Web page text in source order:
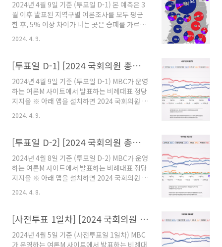
갈상돈 : 박대출 ※ 아래 앱을 설치하면 2024 국
회의원 총선거 선거결과를 예측해볼 수 있습니
다.
https://play.google.com/store/apps/details?
2024년 4월 9일 기준 (투표일 D-1) 본 예측은 3
월 이후 발표된 지역구별 여론조사를 모두 평균
한 후, 5% 이상 차이가 나는 곳은 승패를 가르고,
였습니다. 여론조사가 없는 곳은 지난 총선 결과
었습니다. (본 예측 결과는 실제 개표결과와 다를
수 있습니다.) [전국 지역구] 총 254석 더불어민
주당 153석 국민의힘 62석 새로운미래 1석 진보
당 2석 무소속 1석 경합 35석 ※ 아래 앱을 설치
하면 2024 국회의원 총선거 선거결과를 예측해
볼 수 있습니다.
왕-2024국회의원..
2024. 4. 9.
[투표일 D-1] [2024 국회의원 총선거] 비례대표 선거예측
2024년 4월 9일 기준 (투표일 D-1) MBC가 운영
하는 여론M 사이트에서 발표하는 비례대표 정당
지지율 ※ 아래 앱을 설치하면 2024 국회의원 총
선거 선거결과를 예측해볼 수 있습니다.
https://play.google.com/store/apps/details?
왕-2024국회의원선거예측(여론조사) - Google
의원 / 대통령 선거 개표 결과
play.google.com
2024. 4. 9.
[투표일 D-2] [2024 국회의원 총선거] 비례대표 선거예측
2024년 4월 8일 기준 (투표일 D-2) MBC가 운영
하는 여론M 사이트에서 발표하는 비례대표 정당
지지율 ※ 아래 앱을 설치하면 2024 국회의원 총
선거 선거결과를 예측해볼 수 있습니다.
https://play.google.com/store/apps/details?
왕-2024국회의원선거예측(여론조사) - Google
의원 / 대통령 선거 개표 결과
2024. 4. 8.
[사전투표 1일차] [2024 국회의원 총선거] 비례대표 선거예측
2024년 4월 5일 기준 (사전투표일 1일차) MBC
가 운영하는 여론M 사이트에서 발표하는 비례대